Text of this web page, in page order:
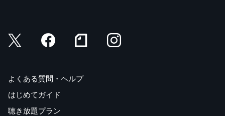
よくある質問・ヘルプ
はじめてガイド
聴き放題プラン